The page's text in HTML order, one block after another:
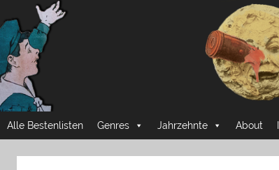
Inhalt
springen
Mussmansehen
Cineastische
Pflichtprogramme
Alle Bestenlisten Genres Jahrzehnte About